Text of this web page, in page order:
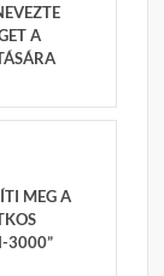
A
MEG A
3000”